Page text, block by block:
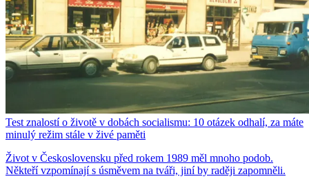
Test znalostí o životě v dobách socialismu: 10 otázek odhalí, za máte
minulý režim stále v živé paměti
Život v Československu před rokem 1989 měl mnoho podob.
Někteří vzpomínají s úsměvem na tváři, jiní by raději zapomněli.